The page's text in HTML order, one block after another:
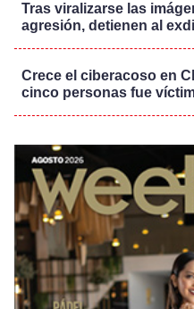
Tras viralizarse las
agresión, detienen al
Crece el ciberacoso en
cinco personas fue